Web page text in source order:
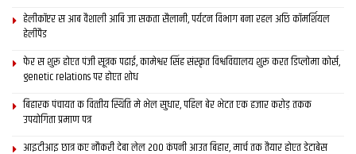
हेलीकॉप्टर स आब वैशाली आबि जा सकता सैलानी, पर्यटन विभाग बना रहल अछि कॉमर्शियल
हेलीपैड
फेर स शुरू होएत पंजी सूत्रक पढाई, कामेश्वर सिंह संस्कृत विश्वविद्यालय शुरू करत डिप्लोमा कोर्स,
genetic relations पर होएत शोध
बिहारक पंचायत क वित्‍तीय स्थिति मे भेल सुधार, पहिल बेर भेटत एक हजार करोड़ तकक
उपयोगिता प्रमाण पत्र
आइटीआइ छात्र कए नौकरी देबा लेल 200 कंपनी आउत बिहार, मार्च तक तैयार होएत डेटाबेस